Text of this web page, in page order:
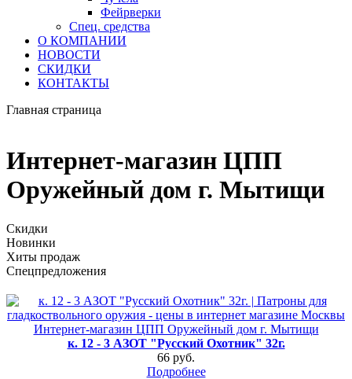
Фейрверки
Спец. средства
О КОМПАНИИ
НОВОСТИ
СКИДКИ
КОНТАКТЫ
Главная страница
Интернет-магазин ЦПП
Оружейный дом г. Мытищи
Скидки
Новинки
Хиты продаж
Спецпредложения
к. 12 - 3 АЗОТ "Русский Охотник" 32г.
66 руб.
Подробнее